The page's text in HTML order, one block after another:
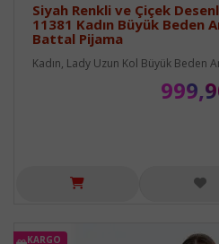
Siyah Renkli ve Çiçek
11381 Kadın Büyük Beden
Battal Pijama
Kadın, Lady Uzun Kol Büyük Beden
KARGO